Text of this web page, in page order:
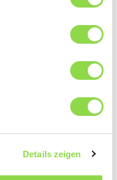
Details zeigen
électrique